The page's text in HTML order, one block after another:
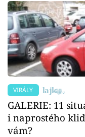
Sledujte nás
VIRÁLY
GALERIE: 11
i naprostého
vám?